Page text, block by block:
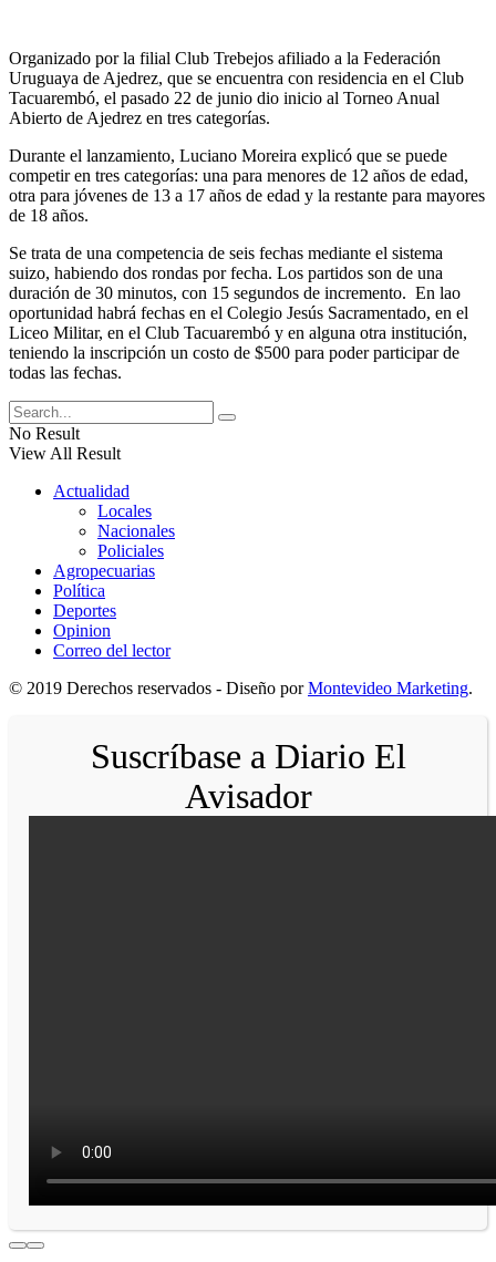
Organizado por la filial Club Trebejos afiliado a la Federación
Uruguaya de Ajedrez, que se encuentra con residencia en el Club
Tacuarembó, el pasado 22 de junio dio inicio al Torneo Anual
Abierto de Ajedrez en tres categorías.
Durante el lanzamiento, Luciano Moreira explicó que se puede
competir en tres categorías: una para menores de 12 años de edad,
otra para jóvenes de 13 a 17 años de edad y la restante para mayores
de 18 años.
Se trata de una competencia de seis fechas mediante el sistema
suizo, habiendo dos rondas por fecha. Los partidos son de una
duración de 30 minutos, con 15 segundos de incremento. En lao
oportunidad habrá fechas en el Colegio Jesús Sacramentado, en el
Liceo Militar, en el Club Tacuarembó y en alguna otra institución,
teniendo la inscripción un costo de $500 para poder participar de
todas las fechas.
No Result
View All Result
Actualidad
Locales
Nacionales
Policiales
Agropecuarias
Política
Deportes
Opinion
Correo del lector
© 2019 Derechos reservados - Diseño porMontevideo Marketing.
Suscríbase a Diario El
Avisador